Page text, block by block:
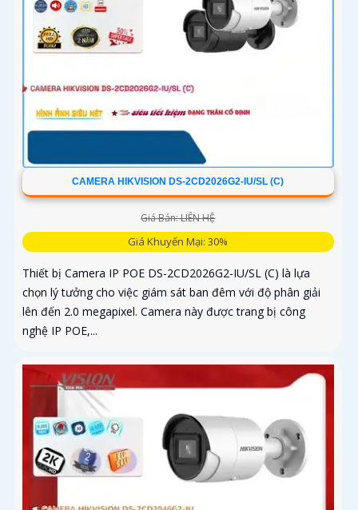
CAMERA HIKVISION DS-2CD2026G2-IU/SL (C)
Giá Bán: LIÊN HỆ
Giá Khuyến Mại: 30%
Thiết bị Camera IP POE DS-2CD2026G2-IU/SL (C) là lựa
chọn lý tưởng cho việc giám sát ban đêm với độ phân giải
lên đến 2.0 megapixel. Camera này được trang bị công
nghệ IP POE,...